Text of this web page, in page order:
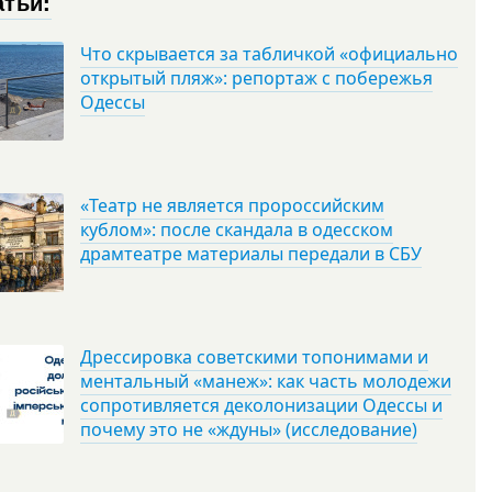
Что скрывается за табличкой «официально
открытый пляж»: репортаж с побережья
Одессы
«Театр не является пророссийским
кублом»: после скандала в одесском
драмтеатре материалы передали в СБУ
Дрессировка советскими топонимами и
ментальный «манеж»: как часть молодежи
сопротивляется деколонизации Одессы и
почему это не «ждуны» (исследование)